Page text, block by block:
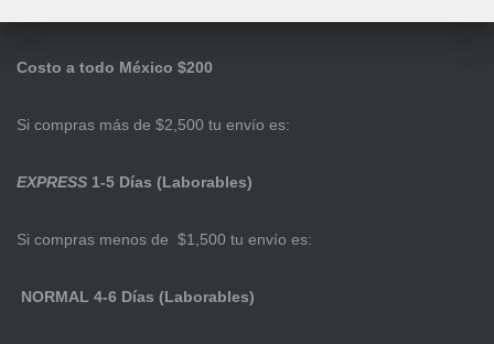
Costo a todo México $200
Si compras más de $2,500 tu envío es:
EXPRESS 1-5 Días (Laborables)
Si compras menos de $1,500 tu envío es:
NORMAL 4-6 Días (Laborables)